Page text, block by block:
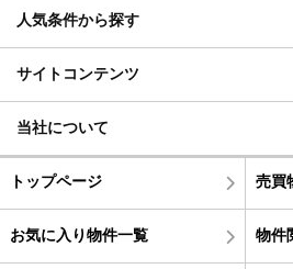
人気条件から探す
サイトコンテンツ
当社について
トップページ 売買
お気に入り物件一覧 物件